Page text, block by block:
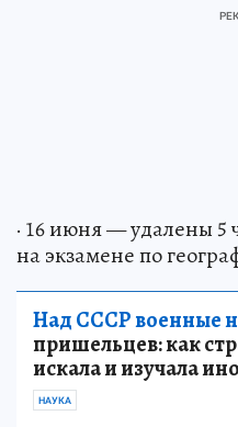
· 16 июня — удалены 5
на экзамене по
Над СССР военные
пришельцев: как
искала и изучала
НАУКА